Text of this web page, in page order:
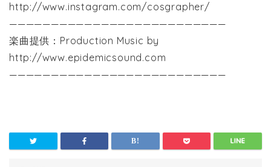
http://www.instagram.com/cosgrapher/
——————————————————————————
楽曲提供：Production Music by
http://www.epidemicsound.com
——————————————————————————